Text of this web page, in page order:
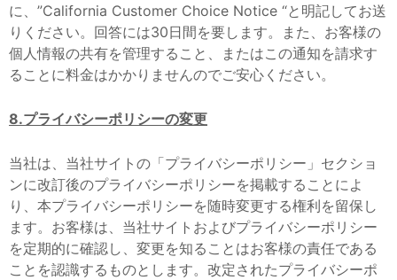
に、”California Customer Choice Notice “と明記してお送
りください。回答には30日間を要します。また、お客様の
個人情報の共有を管理すること、またはこの通知を請求す
ることに料金はかかりませんのでご安心ください。
8.プライバシーポリシーの変更
当社は、当社サイトの「プライバシーポリシー」セクショ
ンに改訂後のプライバシーポリシーを掲載することによ
り、本プライバシーポリシーを随時変更する権利を留保し
ます。お客様は、当社サイトおよびプライバシーポリシー
を定期的に確認し、変更を知ることはお客様の責任である
ことを認識するものとします。改定されたプライバシーポ